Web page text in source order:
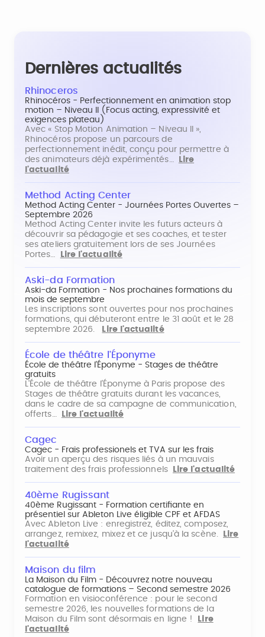
Dernières actualités
Rhinoceros
Rhinocéros - Perfectionnement en animation stop
motion – Niveau II (Focus acting, expressivité et
exigences plateau)
Avec « Stop Motion Animation – Niveau II »,
Rhinocéros propose un parcours de
perfectionnement inédit, conçu pour permettre à
des animateurs déjà expérimentés…
Lire
l'actualité
Method Acting Center
Method Acting Center - Journées Portes Ouvertes –
Septembre 2026
Method Acting Center invite les futurs acteurs à
découvrir sa pédagogie et ses coaches, et tester
ses ateliers gratuitement lors de ses Journées
Portes…
Lire l'actualité
Aski-da Formation
Aski-da Formation - Nos prochaines formations du
mois de septembre
Les inscriptions sont ouvertes pour nos prochaines
formations, qui débuteront entre le 31 août et le 28
septembre 2026.
Lire l'actualité
École de théâtre l'Éponyme
École de théâtre l'Éponyme - Stages de théâtre
gratuits
L'École de théâtre l'Éponyme à Paris propose des
Stages de théâtre gratuits durant les vacances,
dans le cadre de sa campagne de communication,
offerts…
Lire l'actualité
Cagec
Cagec - Frais professionels et TVA sur les frais
Avoir un aperçu des risques liés à un mauvais
traitement des frais professionnels
Lire l'actualité
40ème Rugissant
40ème Rugissant - Formation certifiante en
présentiel sur Ableton Live éligible CPF et AFDAS
Avec Ableton Live : enregistrez, éditez, composez,
arrangez, remixez, mixez et ce jusqu'à la scène.
Lire
l'actualité
Maison du film
La Maison du Film - Découvrez notre nouveau
catalogue de formations – Second semestre 2026
Formation en visioconférence : pour le second
semestre 2026, les nouvelles formations de la
Maison du Film sont désormais en ligne !
Lire
l'actualité